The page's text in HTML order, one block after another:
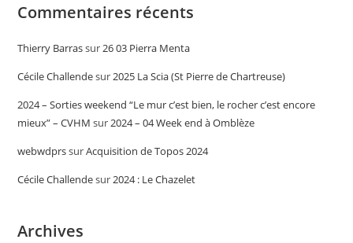
Commentaires récents
Thierry Barrassur26 03 Pierra Menta
Cécile Challendesur2025 La Scia (St Pierre de Chartreuse)
2024 – Sorties weekend “Le mur c’est bien, le rocher c’est encore
mieux” – CVHM sur2024 – 04 Week end à Omblèze
webwdprssurAcquisition de Topos 2024
Cécile Challendesur2024 : Le Chazelet
Archives